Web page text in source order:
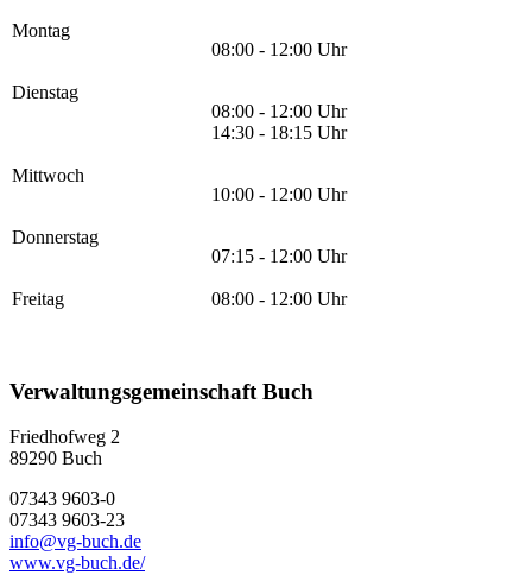
Montag
08:00 - 12:00 Uhr
Dienstag
08:00 - 12:00 Uhr
14:30 - 18:15 Uhr
Mittwoch
10:00 - 12:00 Uhr
Donnerstag
07:15 - 12:00 Uhr
Freitag 08:00 - 12:00 Uhr
Verwaltungsgemeinschaft Buch
Friedhofweg 2
89290 Buch
07343 9603-0
07343 9603-23
info@vg-buch.de
www.vg-buch.de/